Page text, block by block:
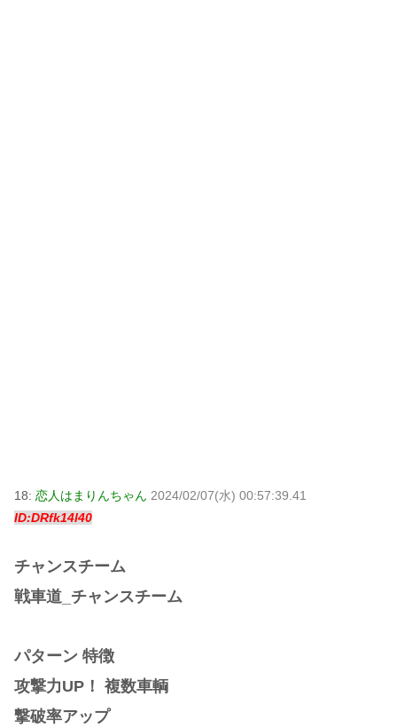
18: 恋人はまりんちゃん 2024/02/07(水) 00:57:39.41
ID:DRfk14l40
チャンスチーム
戦車道_チャンスチーム
パターン 特徴
攻撃力UP！ 複数車輌
撃破率アップ